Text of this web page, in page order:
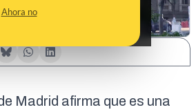
Ahora no
Madrid afirma que es una